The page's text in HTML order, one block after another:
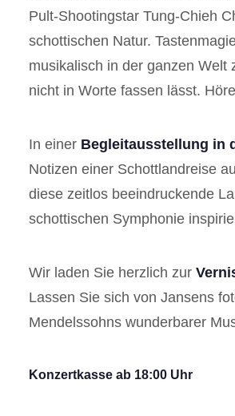
Pult-Shootingstar Tung-Chieh
schottischen Natur.
musikalisch in der ganzen Welt
nicht in Worte fassen lässt.
In einer Begleitausstellung in
Notizen einer Schottlandreise
diese zeitlos beeindruckende
schottischen Symphonie
Wir laden Sie herzlich zur
Lassen Sie sich von Jansens
Mendelssohns wunderbarer
Konzertkasse ab 18:00 Uhr